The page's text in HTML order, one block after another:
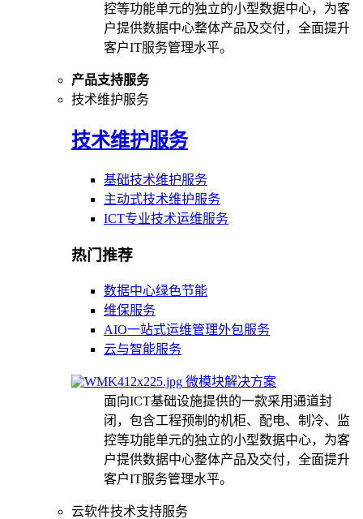
控等功能单元的独立的小型数据中心，为客
户提供数据中心整体产品及交付，全面提升
客户IT服务管理水平。
产品支持服务
技术维护服务
技术维护服务
基础技术维护服务
主动式技术维护服务
ICT专业技术运维服务
热门推荐
数据中心绿色节能
维保服务
AIO一站式运维管理外包服务
云与智能服务
微模块解决方案
面向ICT基础设施提供的一款采用通道封
闭，包含工程预制的机柜、配电、制冷、监
控等功能单元的独立的小型数据中心，为客
户提供数据中心整体产品及交付，全面提升
客户IT服务管理水平。
云软件技术支持服务